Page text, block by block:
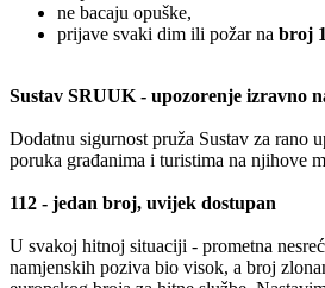
ne bacaju opuške,
prijave svaki dim ili požar na broj
Sustav SRUUK - upozorenje izravno
Dodatnu sigurnost pruža Sustav za rano
poruka građanima i turistima na njihove
112 - jedan broj, uvijek dostupan
U svakoj hitnoj situaciji - prometna
namjenskih poziva bio visok, a broj